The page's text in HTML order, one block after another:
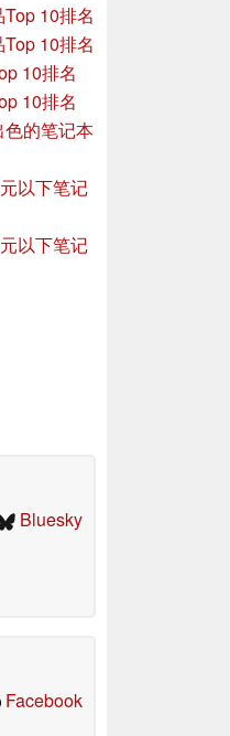
10排名
10排名
10排名
10排名
色的笔记本
以下笔记
以下笔记
Bluesky
Facebook